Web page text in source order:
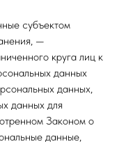
субъектом
—
круга лиц к
данных
данных,
данных для
Законом о
данные,